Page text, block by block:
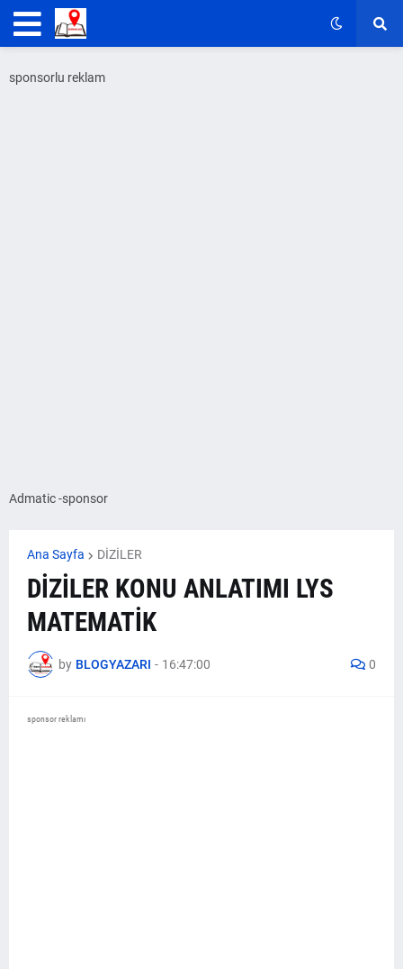
sponsorlu reklam
Admatic -sponsor
Ana Sayfa DİZİLER
DİZİLER KONU ANLATIMI LYS
MATEMATİK
by BLOGYAZARI - 16:47:00 0
sponsor reklamı